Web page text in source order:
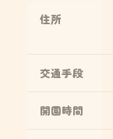
住所
交通手段
開園時間